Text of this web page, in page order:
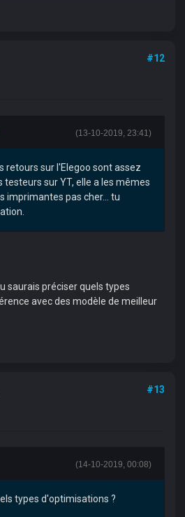
#12
(13-10-2019, 23:41)
retours sur l'Elegoo sont assez
testeurs sur YT, elle a les mêmes
imprimantes pas cher... tu
saurais préciser quels types
avec des modèle de meilleur
#13
(14-10-2019, 00:08)
types d'optimisations ?